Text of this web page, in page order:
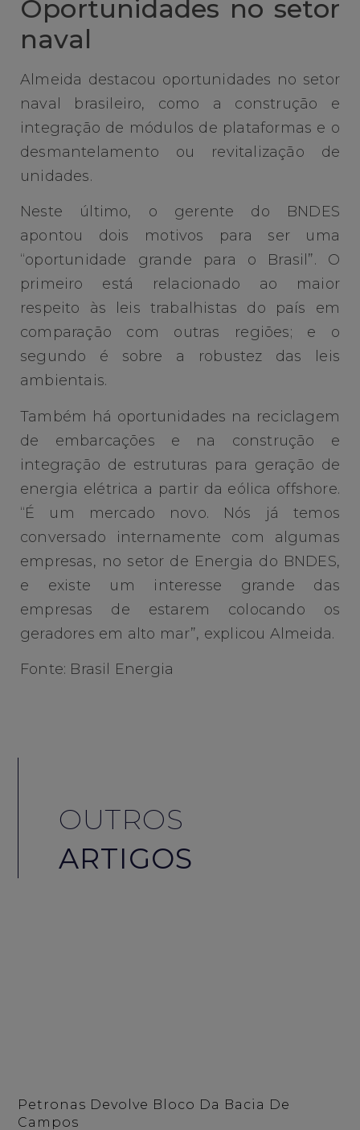
Oportunidades no setor
naval
Almeida destacou oportunidades no setor
naval brasileiro, como a construção e
integração de módulos de plataformas e o
desmantelamento ou revitalização de
unidades.
Neste último, o gerente do BNDES
apontou dois motivos para ser uma
“oportunidade grande para o Brasil”. O
primeiro está relacionado ao maior
respeito às leis trabalhistas do país em
comparação com outras regiões; e o
segundo é sobre a robustez das leis
ambientais.
Também há oportunidades na reciclagem
de embarcações e na construção e
integração de estruturas para geração de
energia elétrica a partir da eólica offshore.
“É um mercado novo. Nós já temos
conversado internamente com algumas
empresas, no setor de Energia do BNDES,
e existe um interesse grande das
empresas de estarem colocando os
geradores em alto mar”, explicou Almeida.
Fonte: Brasil Energia
OUTROS
ARTIGOS
Petronas Devolve Bloco Da Bacia De
Campos